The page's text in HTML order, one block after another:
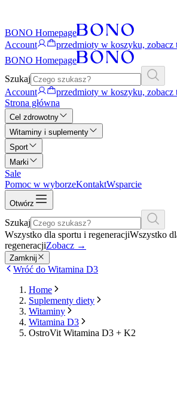
BONO Homepage
Account
przedmioty w koszyku, zobacz
BONO Homepage
Szukaj
Account
przedmioty w koszyku, zobacz
Strona główna
Cel zdrowotny
Witaminy i suplementy
Sport
Marki
Sale
Pomoc w wyborzeKontaktWsparcie
Otwórz
Szukaj
Wszystko dla sportu i regeneracjiWszystko
regeneracjiZobacz →
Zamknij
Wróć do Witamina D3
Home
Suplementy diety
Witaminy
Witamina D3
OstroVit Witamina D3 + K2